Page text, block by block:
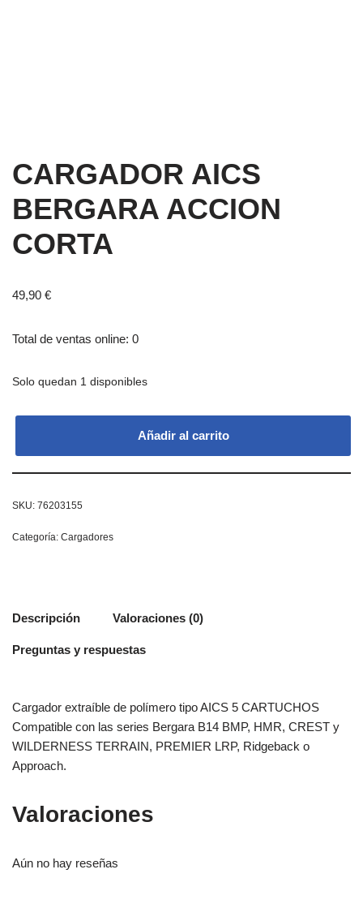
CARGADOR AICS
BERGARA ACCION
CORTA
49,90 €
Total de ventas online: 0
Solo quedan 1 disponibles
Añadir al carrito
SKU: 76203155
Categoría: Cargadores
Descripción Valoraciones (0)
Preguntas y respuestas
Cargador extraíble de polímero tipo AICS 5 CARTUCHOS
Compatible con las series Bergara B14 BMP, HMR, CREST y
WILDERNESS TERRAIN, PREMIER LRP, Ridgeback o
Approach.
Valoraciones
Aún no hay reseñas